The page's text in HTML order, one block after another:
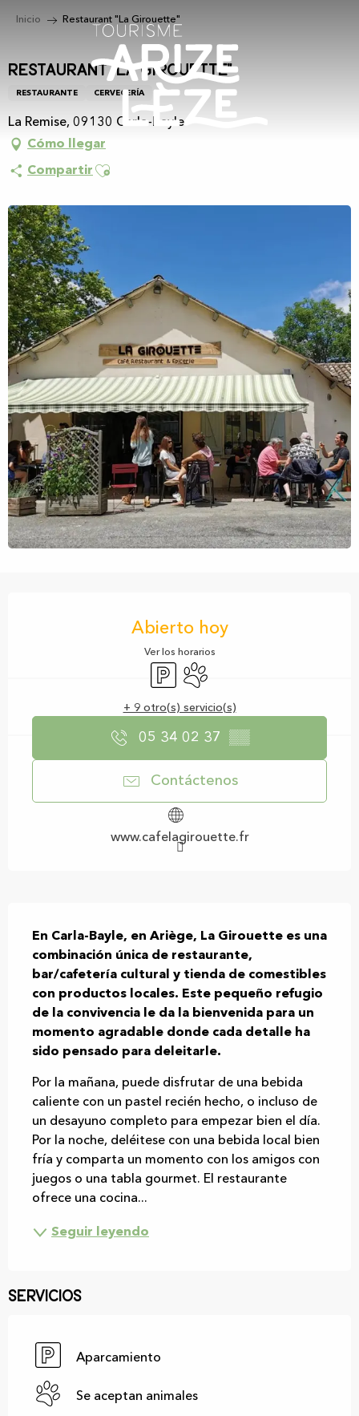
principal
Inicio Restaurant "La Girouette"
Restaurant "La Girouette"
RESTAURANTE CERVECERÍA
La Remise, 09130 Carla-Bayle
Cómo llegar
Compartir Ajouter aux favoris
Abierto hoy
Ver los horarios
Aparcamiento
Se aceptan animales
+ 9 otro(s) servicio(s)
05 34 02 37 ▒▒
Contáctenos
www.cafelagirouette.fr
En Carla-Bayle, en Ariège, La Girouette es una
combinación única de restaurante,
bar/cafetería cultural y tienda de comestibles
con productos locales. Este pequeño refugio
de la convivencia le da la bienvenida para un
momento agradable donde cada detalle ha
sido pensado para deleitarle.
Por la mañana, puede disfrutar de una bebida
caliente con un pastel recién hecho, o incluso de
un desayuno completo para empezar bien el día.
Por la noche, deléitese con una bebida local bien
fría y comparta un momento con los amigos con
juegos o una tabla gourmet. El restaurante
ofrece una cocina...
Seguir leyendo
Servicios
Aparcamiento
Se aceptan animales